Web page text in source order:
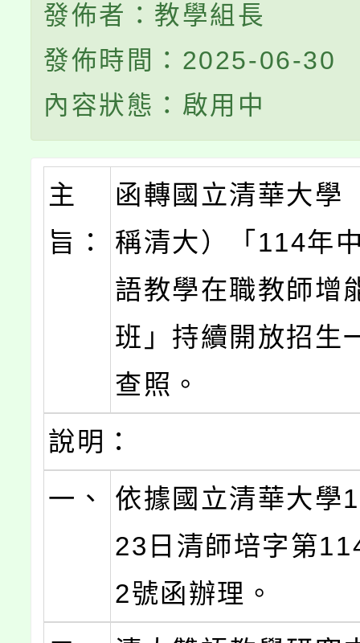
發佈者：教學組長
發佈時間：2025-06-30
內容狀態：啟用中
主
旨：
函轉國立清華大學
稱清大）「114年
語教學在職教師增
班」持續開放招生
查照。
說明：
一、
依據國立清華大學
23日清師培字第
2號函辦理。